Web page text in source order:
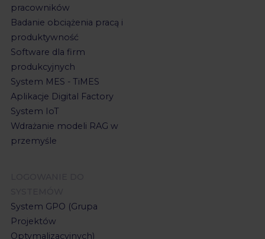
pracowników
Badanie obciążenia pracą i
produktywność
Software dla firm
produkcyjnych
System MES - TiMES
Aplikacje Digital Factory
System IoT
Wdrażanie modeli RAG w
przemyśle
System GPO (Grupa
Projektów
Optymalizacyjnych)